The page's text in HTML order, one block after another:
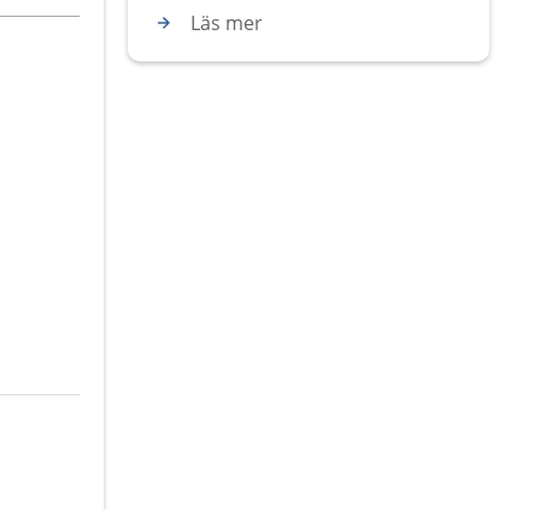
Läs mer